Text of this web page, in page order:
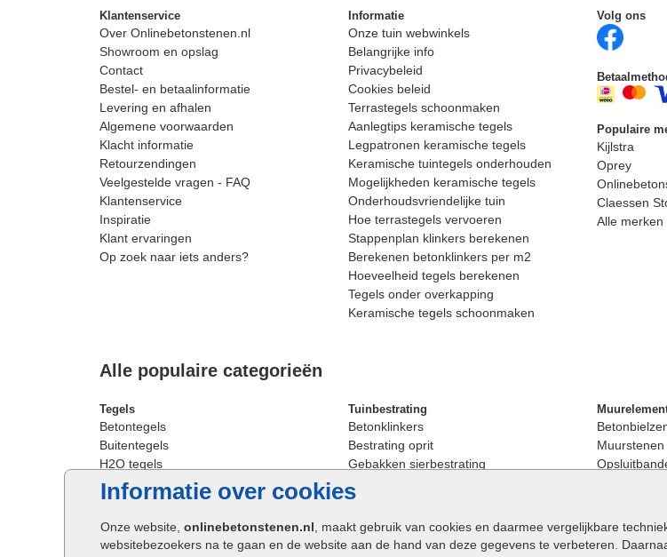
Informatie over cookies
Onze website, onlinebetonstenen.nl , maakt gebruik van cookies en daarmee vergelijkbare
websitebezoekers na te gaan en de website aan de hand van deze gegevens te verbeteren.
Klantenservice
Over Onlinebetonstenen.nl
Showroom en opslag
Contact
Bestel- en betaalinformatie
Levering en afhalen
Algemene voorwaarden
Klacht informatie
Retourzendingen
Veelgestelde vragen - FAQ
Klantenservice
Inspiratie
Klant ervaringen
Op zoek naar iets anders?
Informatie
Onze tuin webwinkels
Belangrijke info
Privacybeleid
Cookies beleid
Terrastegels schoonmaken
Aanlegtips keramische tegels
Legpatronen keramische tegels
Keramische tuintegels onderhouden
Mogelijkheden keramische tegels
Onderhoudsvriendelijke tuin
Hoe terrastegels vervoeren
Stappenplan klinkers berekenen
Berekenen betonklinkers per m2
Hoeveelheid tegels berekenen
Tegels onder overkapping
Keramische tegels schoonmaken
Volg ons
Populaire
Kijlstra
Oprey
Claessen
Alle merken
Alle populaire categorieën
Tegels
Betontegels
Buitentegels
H2O tegels
Keramische terrastegels
Oprit tegels
Patio tegels
Siertegels
Tuinbestrating
Betonklinkers
Bestrating oprit
Gebakken sierbestrating
Strakke bestrating
Straatstenen
Straatklinkers
Muurstenen
Betonblokken
Stapelstenen